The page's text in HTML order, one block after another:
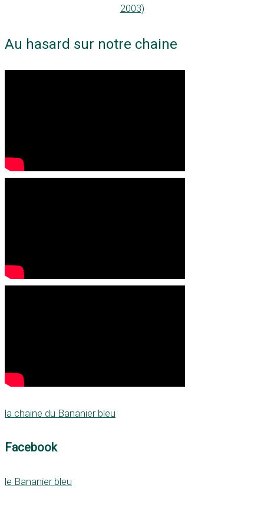
2003)
Au hasard sur notre chaine
la chaine du Bananier bleu
Facebook
le Bananier bleu